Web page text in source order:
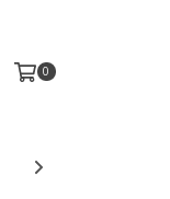
0
OUTLET